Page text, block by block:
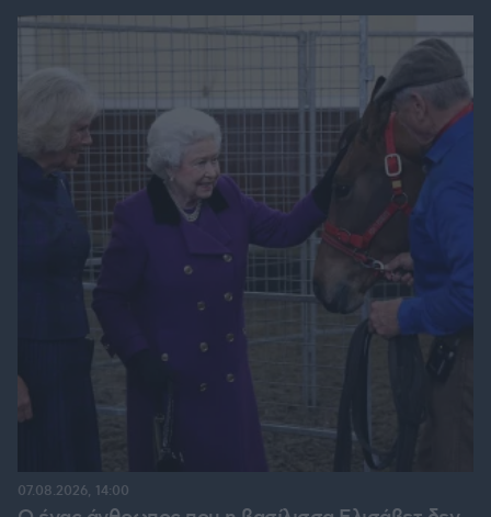
07.08.2026, 14:00